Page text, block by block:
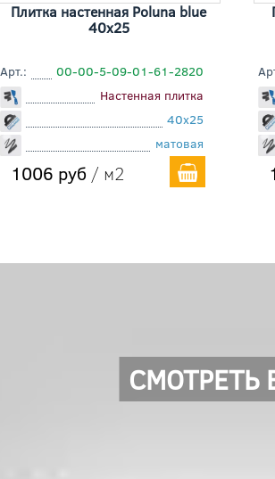
Плитка настенная Poluna blue
40x25
Арт.:
00-00-5-09-01-61-2820
Настенная плитка
40x25
матовая
1006 руб / м2
СМОТРЕТЬ